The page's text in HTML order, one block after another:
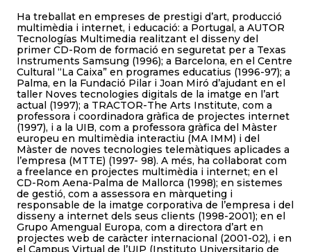
Ha treballat en empreses de prestigi d’art, producció
multimèdia i internet, i educació: a Portugal, a AUTOR
Tecnologías Multimedia realitzant el disseny del
primer CD-Rom de formació en seguretat per a Texas
Instruments Samsung (1996); a Barcelona, en el Centre
Cultural “La Caixa” en programes educatius (1996-97); a
Palma, en la Fundació Pilar i Joan Miró d’ajudant en el
taller Noves tecnologies digitals de la imatge en l’art
actual (1997); a TRACTOR-The Arts Institute, com a
professora i coordinadora gràfica de projectes internet
(1997), i a la UIB, com a professora gràfica del Màster
europeu en multimèdia interactiu (MA IMM) i del
Màster de noves tecnologies telemàtiques aplicades a
l’empresa (MTTE) (1997- 98). A més, ha col·laborat com
a freelance en projectes multimèdia i internet; en el
CD-Rom Aena-Palma de Mallorca (1998); en sistemes
de gestió, com a assessora en màrqueting i
responsable de la imatge corporativa de l’empresa i del
disseny a internet dels seus clients (1998-2001); en el
Grupo Amengual Europa, com a directora d’art en
projectes web de caràcter internacional (2001-02), i en
el Campus Virtual de l’UIP (Instituto Universitario de